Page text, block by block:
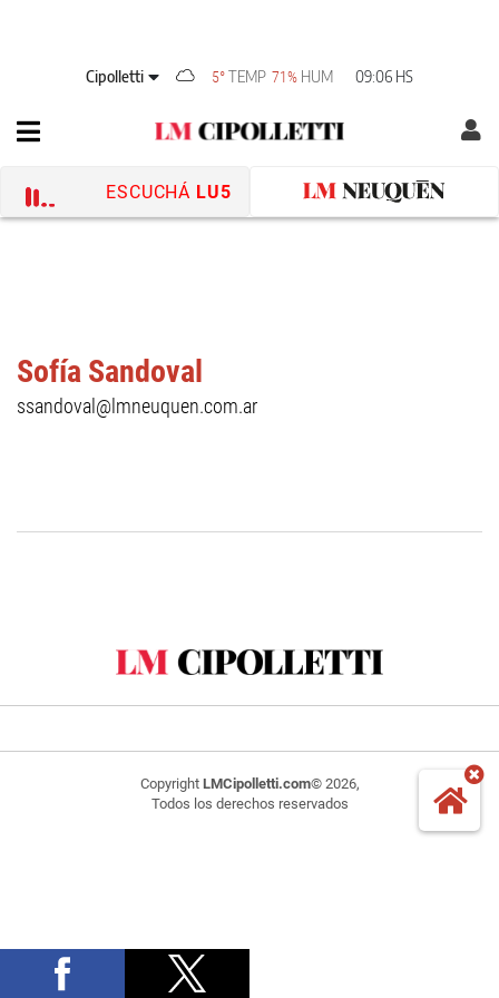
Cipolletti 5° TEMP 71% HUM 09:06 HS
ESCUCHÁ LU5
Sofía Sandoval
ssandoval@lmneuquen.com.ar
Copyright LMCipolletti.com© 2026,
Todos los derechos reservados